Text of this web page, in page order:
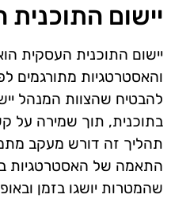
יישום
יישום התוכנית העסקית
והאסטרטגיות מתורגמים
להבטיח שהצוות המנהל
בתוכנית, תוך שמירה על
תהליך זה דורש מעקב
התאמה של האסטרטגיות
שהמטרות יושגו בזמן